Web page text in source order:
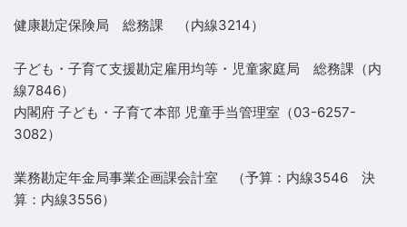
健康勘定保険局 総務課 （内線3214）
子ども・子育て支援勘定雇用均等・児童家庭局 総務課（内
線7846）
内閣府 子ども・子育て本部 児童手当管理室（03-6257-
3082）
業務勘定年金局事業企画課会計室 （予算：内線3546 決
算：内線3556）